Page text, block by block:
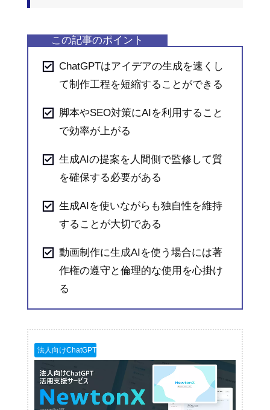
ChatGPTはアイデアの生成を速くし
て制作工程を短縮することができる
脚本やSEO対策にAIを利用すること
で効率が上がる
生成AIの提案を人間側で監修して質
を確保する必要がある
生成AIを使いながらも独自性を維持
することが大切である
動画制作に生成AIを使う場合には著
作権の遵守と倫理的な使用を心掛け
る
法人向けChatGPT